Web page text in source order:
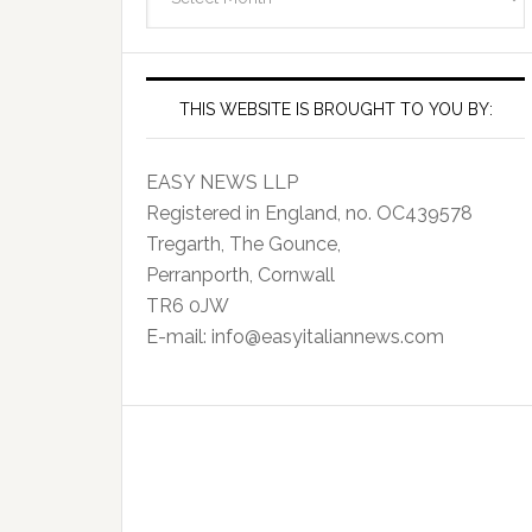
Archives
THIS WEBSITE IS BROUGHT TO YOU BY:
EASY NEWS LLP
Registered in England, no. OC439578
Tregarth, The Gounce,
Perranporth, Cornwall
TR6 0JW
E-mail: info@easyitaliannews.com